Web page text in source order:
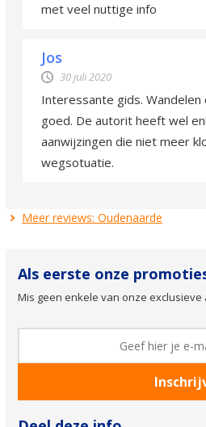
met veel nuttige info
Jos
30 juli 2020
Interessante gids.
goed. De autorit heeft wel
aanwijzingen die niet meer
wegsotuatie.
Meer reviews: Oudenaarde
Als eerste onze
Mis geen enkele van onze